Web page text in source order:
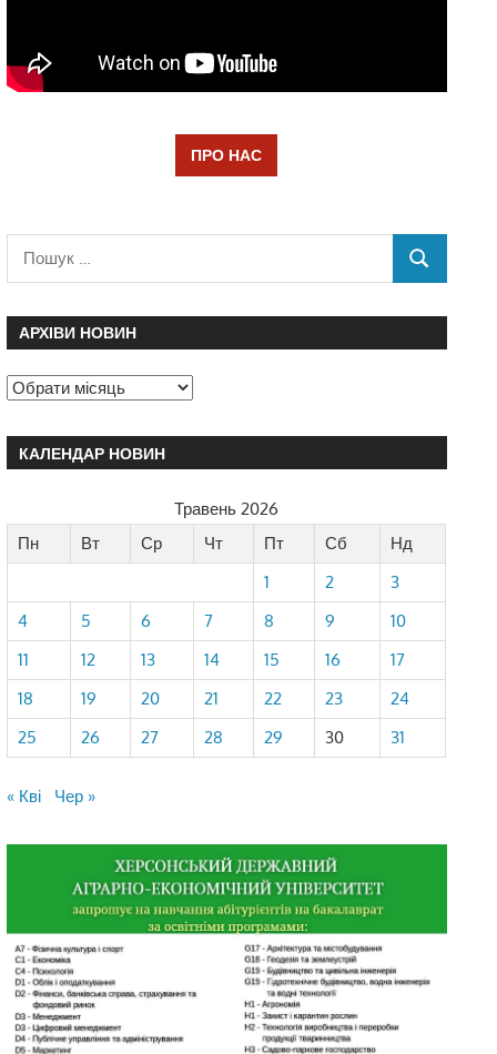
ПРО НАС
АРХІВИ НОВИН
КАЛЕНДАР НОВИН
Травень 2026
Пн
Вт Ср Чт Пт Сб
Нд
1
2
3
4
5 6 7 8 9
10
11
12 13 14 15 16
17
18
19 20 21 22 23
24
25
26 27 28 29 30 31
« Кві Чер »